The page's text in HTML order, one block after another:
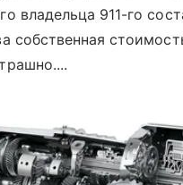
владельца 911-го
собственная